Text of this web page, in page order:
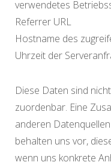
verwendetes
Referrer URL
Hostname des
Uhrzeit der
Diese Daten sind
zuordenbar. Eine
anderen
behalten uns vor,
wenn uns konkrete